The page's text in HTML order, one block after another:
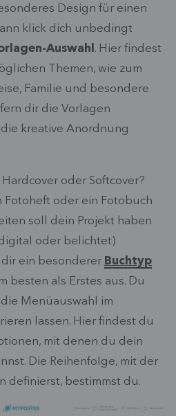
Design für einen
klick dich unbedingt
Auswahl. Hier findest
Themen, wie zum
Familie und besondere
dir die Vorlagen
kreative Anordnung
oder Softcover?
oder ein Fotobuch
soll dein Projekt haben
oder belichtet)
ein besonderer Buchtyp
besten als Erstes aus. Du
Menüauswahl im
lassen. Hier findest du
mit denen du dein
Die Reihenfolge, mit der
definierst, bestimmst du.